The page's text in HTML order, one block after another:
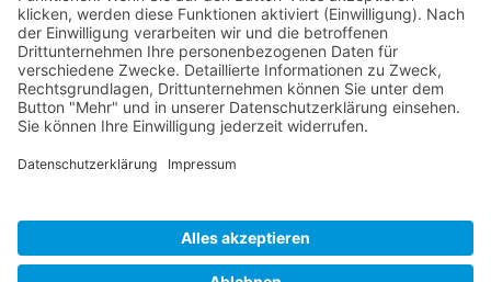
Konzeptplanung eines Gewerbekomplexes
Neubau einer Betriebs- und Lagerhalle
Neubau einer Wohnanlage
Neubau einer Wohnanlage
© Peter Lüftner ::: Architekt © 2020 All rights reserved. |
ProgrammierungWEB-4 STUDIO